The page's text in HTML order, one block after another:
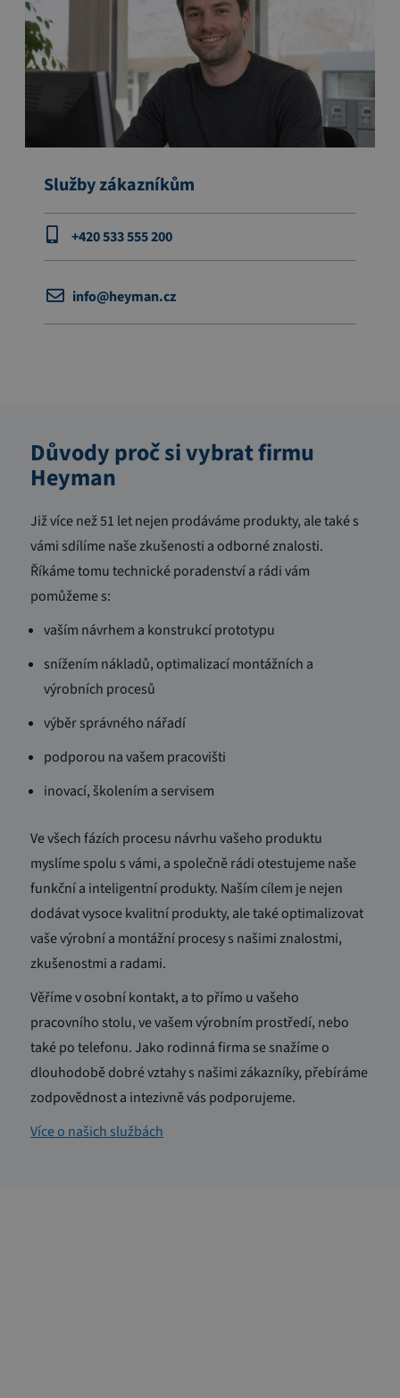
Služby zákazníkům
+420 533 555 200
info@heyman.cz
Důvody proč si vybrat firmu
Heyman
Již více než 51 let nejen prodáváme produkty, ale také s
vámi sdílíme naše zkušenosti a odborné znalosti.
Říkáme tomu technické poradenství a rádi vám
pomůžeme s:
vaším návrhem a konstrukcí prototypu
snížením nákladů, optimalizací montážních a
výrobních procesů
výběr správného nářadí
podporou na vašem pracovišti
inovací, školením a servisem
Ve všech fázích procesu návrhu vašeho produktu
myslíme spolu s vámi, a společně rádi otestujeme naše
funkční a inteligentní produkty. Naším cílem je nejen
dodávat vysoce kvalitní produkty, ale také optimalizovat
vaše výrobní a montážní procesy s našimi znalostmi,
zkušenostmi a radami.
Věříme v osobní kontakt, a to přímo u vašeho
pracovního stolu, ve vašem výrobním prostředí, nebo
také po telefonu. Jako rodinná firma se snažíme o
dlouhodobě dobré vztahy s našimi zákazníky, přebíráme
zodpovědnost a intezivně vás podporujeme.
Více o našich službách